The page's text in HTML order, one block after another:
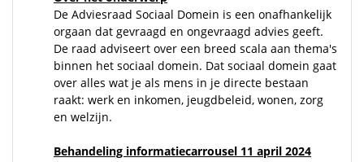
De Adviesraad Sociaal Domein is een onafhankelijk
orgaan dat gevraagd en ongevraagd advies geeft.
De raad adviseert over een breed scala aan thema's
binnen het sociaal domein. Dat sociaal domein gaat
over alles wat je als mens in je directe bestaan
raakt: werk en inkomen, jeugdbeleid, wonen, zorg
en welzijn.
Behandeling informatiecarrousel 11 april 2024